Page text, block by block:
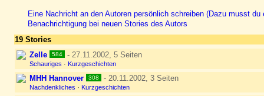
Eine Nachricht an den Autoren persönlich schreiben (Dazu musst du
Benachrichtigung bei neuen Stories des Autors
19 Stories
Zelle
584 - 27.11.2002, 5 Seiten
Schauriges · Kurzgeschichten
MHH Hannover 308 - 20.11.2002, 3 Seiten
Nachdenkliches · Kurzgeschichten